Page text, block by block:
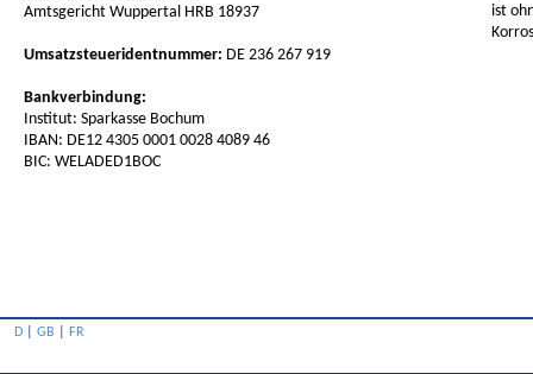
Amtsgericht Wuppertal HRB 18937
Umsatzsteueridentnummer: DE 236 267 919
Bankverbindung:
Institut: Sparkasse Bochum
IBAN: DE12 4305 0001 0028 4089 46
BIC: WELADED1BOC
ist
D GB FR